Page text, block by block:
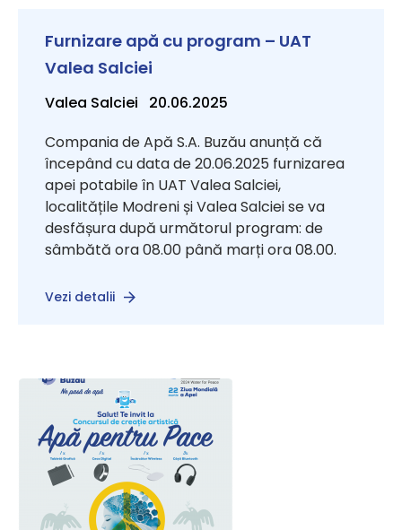
Furnizare apă cu program – UAT
Valea Salciei
Valea Salciei 20.06.2025
Compania de Apă S.A. Buzău anunță că
începând cu data de 20.06.2025 furnizarea
apei potabile în UAT Valea Salciei,
localitățile Modreni și Valea Salciei se va
desfășura după următorul program: de
sâmbătă ora 08.00 până marți ora 08.00.
Vezi detalii